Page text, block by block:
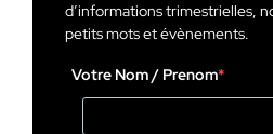
d’informations trimestrielles,
petits mots et évènements.
Votre Nom / Prenom